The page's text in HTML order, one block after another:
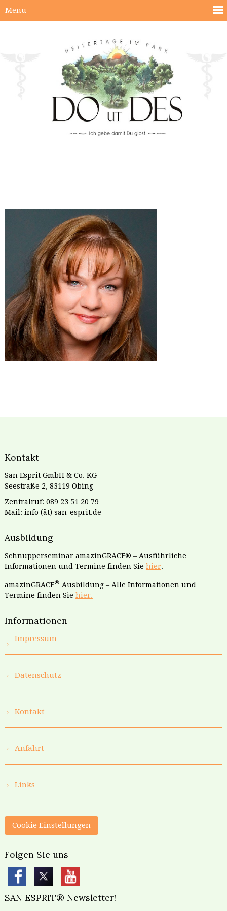
Kontakt
San Esprit GmbH & Co. KG
Seestraße 2, 83119 Obing
Zentralruf: 089 23 51 20 79
Mail: info (ät) san-esprit.de
Ausbildung
Schnupperseminar amazinGRACE® – Ausführliche
Informationen und Termine finden Sie hier.
amazinGRACE® Ausbildung – Alle Informationen und
Termine finden Sie hier.
Informationen
Impressum
Datenschutz
Kontakt
Anfahrt
Links
Cookie Einstellungen
Folgen Sie uns
SAN ESPRIT® Newsletter!